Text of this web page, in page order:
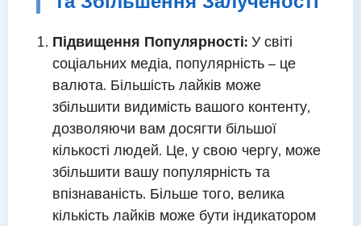
Підвищення Популярності: У світі
соціальних медіа, популярність – це
валюта. Більшість лайків може
збільшити видимість вашого контенту,
дозволяючи вам досягти більшої
кількості людей. Це, у свою чергу, може
збільшити вашу популярність та
впізнаваність. Більше того, велика
кількість лайків може бути індикатором